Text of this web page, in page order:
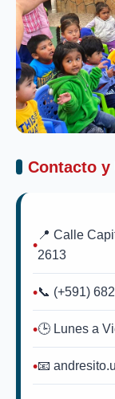
Contacto y
📍 Calle
2613
📞 (+591)
🕒 Lunes a
📧